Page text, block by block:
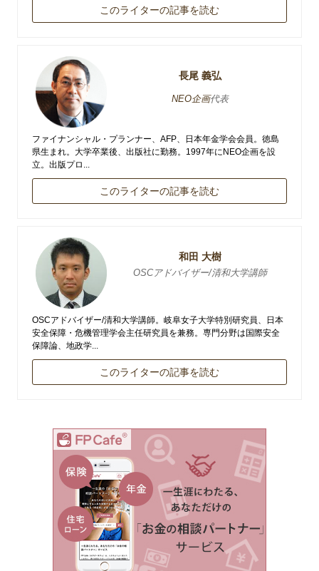
このライターの記事を読む
長尾 義弘
NEO企画代表
ファイナンシャル・プランナー、AFP、日本年金学会会員。徳島
県生まれ。大学卒業後、出版社に勤務。1997年にNEO企画を設
立。出版プロ...
このライターの記事を読む
和田 大樹
OSCアドバイザー/清和大学講師
OSCアドバイザー/清和大学講師。岐阜女子大学特別研究員、日本
安全保障・危機管理学会主任研究員を兼務。専門分野は国際安全
保障論、地政学...
このライターの記事を読む